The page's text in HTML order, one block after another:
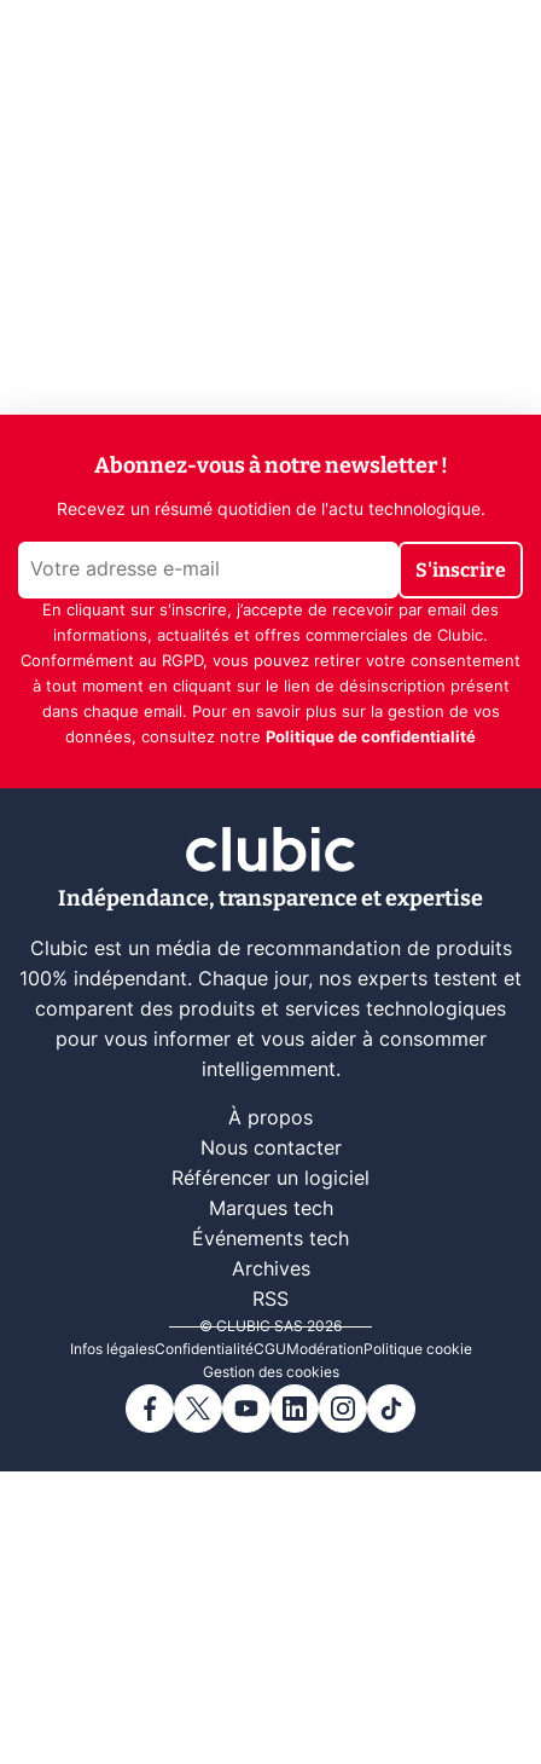
Abonnez-vous à notre newsletter !
Recevez un résumé quotidien de l'actu technologique.
S'inscrire
En cliquant sur s'inscrire, j’accepte de recevoir par email des
informations, actualités et offres commerciales de Clubic.
Conformément au RGPD, vous pouvez retirer votre consentement
à tout moment en cliquant sur le lien de désinscription présent
dans chaque email. Pour en savoir plus sur la gestion de vos
données, consultez notre Politique de confidentialité
Indépendance, transparence et expertise
Clubic est un média de recommandation de produits
100% indépendant. Chaque jour, nos experts testent et
comparent des produits et services technologiques
pour vous informer et vous aider à consommer
intelligemment.
À propos
Nous contacter
Référencer un logiciel
Marques tech
Événements tech
Archives
RSS
© CLUBIC SAS 2026
Infos légalesConfidentialitéCGUModérationPolitique cookie
Gestion des cookies